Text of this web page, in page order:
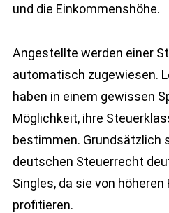
und die Einkommenshöhe.
Angestellte werden einer
automatisch zugewiesen.
haben in einem gewissen
Möglichkeit, ihre
bestimmen. Grundsätzlich
deutschen Steuerrecht
Singles, da sie von höheren
profitieren.